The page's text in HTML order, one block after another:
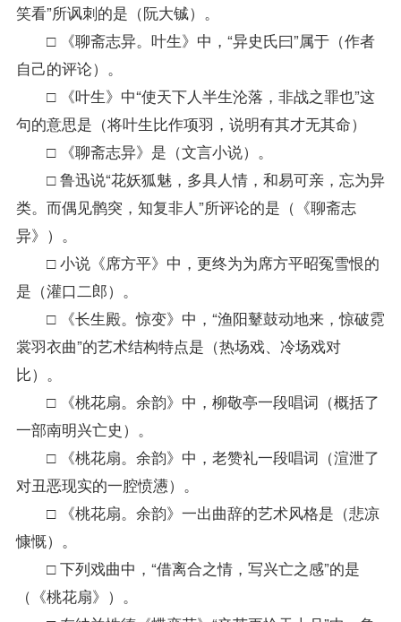
笑看”所讽刺的是（阮大铖）。
□ 《聊斋志异。叶生》中，“异史氏曰”属于（作者
自己的评论）。
□ 《叶生》中“使天下人半生沦落，非战之罪也”这
句的意思是（将叶生比作项羽，说明有其才无其命）
□ 《聊斋志异》是（文言小说）。
□ 鲁迅说“花妖狐魅，多具人情，和易可亲，忘为异
类。而偶见鹘突，知复非人”所评论的是（《聊斋志
异》）。
□ 小说《席方平》中，更终为为席方平昭冤雪恨的
是（灌口二郎）。
□ 《长生殿。惊变》中，“渔阳鼙鼓动地来，惊破霓
裳羽衣曲”的艺术结构特点是（热场戏、冷场戏对
比）。
□ 《桃花扇。余韵》中，柳敬亭一段唱词（概括了
一部南明兴亡史）。
□ 《桃花扇。余韵》中，老赞礼一段唱词（渲泄了
对丑恶现实的一腔愤懑）。
□ 《桃花扇。余韵》一出曲辞的艺术风格是（悲凉
慷慨）。
□ 下列戏曲中，“借离合之情，写兴亡之感”的是
（《桃花扇》）。